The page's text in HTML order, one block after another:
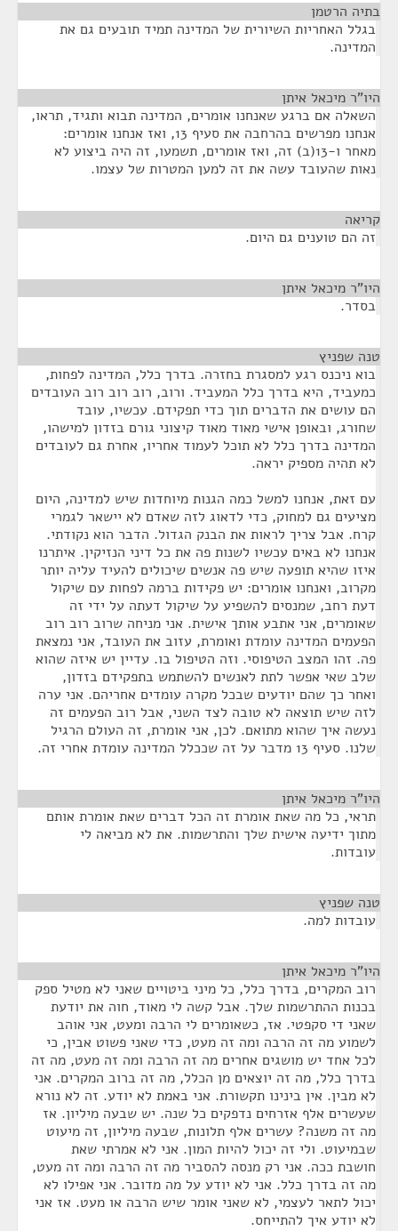
בתיה הרטמן
בגלל האחריות השיורית של המדינה תמיד תובעים גם את
המדינה.
היו"ר מיכאל איתן
השאלה אם ברגע שאנחנו אומרים, המדינה תבוא ותגיד, תראו,
אנחנו מפרשים בהרחבה את סעיף 13, ואז אנחנו אומרים:
מאחר ו-13(ב) זה, ואז אומרים, תשמעו, זה היה ביצוע לא
נאות שהעובד עשה את זה למען המטרות של עצמו.
קריאה
זה הם טוענים גם היום.
היו"ר מיכאל איתן
בסדר.
טנה שפניץ
בוא ניכנס רגע למסגרת בחזרה. בדרך כלל, המדינה לפחות,
כמעביד, היא בדרך כלל המעביד. ורוב, רוב רוב רוב העובדים
הם עושים את הדברים תוך כדי תפקידם. עכשיו, עובד
שחורג, ובאופן אישי מאוד מאוד קיצוני גורם בזדון למישהו,
המדינה בדרך כלל לא תוכל לעמוד אחריו, אחרת גם לעובדים
לא תהיה מספיק יראה.
עם זאת, אנחנו למשל כמה הגנות מיוחדות שיש למדינה, היום
מציעים גם למחוק, כדי לדאוג לזה שאדם לא יישאר לגמרי
קרח. אבל צריך לראות את הבנק הגדול. הדבר הוא נקודתי.
אנחנו לא באים עכשיו לשנות פה את כל דיני הנזיקין. איתרנו
איזו שהיא תופעה שיש פה אנשים שיכולים להעיד עליה יותר
מקרוב, ואנחנו אומרים: יש פקידות ברמה לפחות עם שיקול
דעת רחב, שמנסים להשפיע על שיקול דעתה על ידי זה
שאומרים, אני אתבע אותך אישית. אני מניחה שרוב רוב רוב
הפעמים המדינה עומדת ואומרת, עזוב את העובד, אני נמצאת
פה. זהו המצב הטיפוסי. וזה הטיפול בו. עדיין יש איזה שהוא
שלב שאי אפשר לתת לאנשים להשתמש בתפקידם בזדון,
ואחר כך שהם יודעים שבכל מקרה עומדים אחריהם. אני ערה
לזה שיש תוצאה לא טובה לצד השני, אבל רוב הפעמים זה
נעשה איך שהוא מתואם. לכן, אני אומרת, זה העולם הרגיל
שלנו. סעיף 13 מדבר על זה שככלל המדינה עומדת אחרי זה.
היו"ר מיכאל איתן
תראי, כל מה שאת אומרת זה הכל דברים שאת אומרת אותם
מתוך ידיעה אישית שלך והתרשמות. את לא מביאה לי
עובדות.
טנה שפניץ
עובדות למה.
היו"ר מיכאל איתן
רוב המקרים, בדרך כלל, כל מיני ביטויים שאני לא מטיל ספק
בכנות ההתרשמות שלך. אבל קשה לי מאוד, חוה את יודעת
שאני די סקפטי. אז, כשאומרים לי הרבה ומעט, אני אוהב
לשמוע מה זה הרבה ומה זה מעט, כדי שאני פשוט אבין, כי
לכל אחד יש מושגים אחרים מה זה הרבה ומה זה מעט, מה זה
בדרך כלל, מה זה יוצאים מן הכלל, מה זה ברוב המקרים. אני
לא מבין. אין בינינו תקשורת. אני באמת לא יודע. זה לא נורא
שעשרים אלף אזרחים נדפקים כל שנה. יש שבעה מיליון. אז
מה זה משנה? עשרים אלף תלונות, שבעה מיליון, זה מיעוט
שבמיעוט. ולי זה יכול להיות המון. אני לא אמרתי שאת
חושבת ככה. אני רק מנסה להסביר מה זה הרבה ומה זה מעט,
מה זה בדרך כלל. אני לא יודע על מה מדובר. אני אפילו לא
יכול לתאר לעצמי, לא שאני אומר שיש הרבה או מעט. אז אני
לא יודע איך להתייחס.